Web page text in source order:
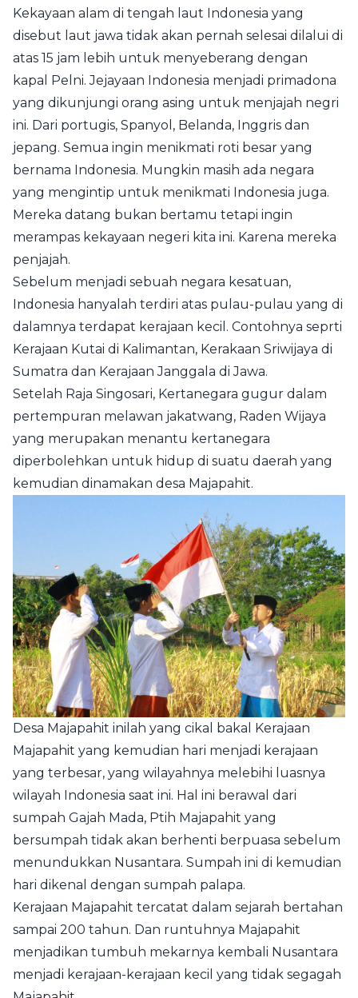
Kekayaan alam di tengah laut Indonesia yang
disebut laut jawa tidak akan pernah selesai dilalui di
atas 15 jam lebih untuk menyeberang dengan
kapal Pelni. Jejayaan Indonesia menjadi primadona
yang dikunjungi orang asing untuk menjajah negri
ini. Dari portugis, Spanyol, Belanda, Inggris dan
jepang. Semua ingin menikmati roti besar yang
bernama Indonesia. Mungkin masih ada negara
yang mengintip untuk menikmati Indonesia juga.
Mereka datang bukan bertamu tetapi ingin
merampas kekayaan negeri kita ini. Karena mereka
penjajah.
Sebelum menjadi sebuah negara kesatuan,
Indonesia hanyalah terdiri atas pulau-pulau yang di
dalamnya terdapat kerajaan kecil. Contohnya seprti
Kerajaan Kutai di Kalimantan, Kerakaan Sriwijaya di
Sumatra dan Kerajaan Janggala di Jawa.
Setelah Raja Singosari, Kertanegara gugur dalam
pertempuran melawan jakatwang, Raden Wijaya
yang merupakan menantu kertanegara
diperbolehkan untuk hidup di suatu daerah yang
kemudian dinamakan desa Majapahit.
Desa Majapahit inilah yang cikal bakal Kerajaan
Majapahit yang kemudian hari menjadi kerajaan
yang terbesar, yang wilayahnya melebihi luasnya
wilayah Indonesia saat ini. Hal ini berawal dari
sumpah Gajah Mada, Ptih Majapahit yang
bersumpah tidak akan berhenti berpuasa sebelum
menundukkan Nusantara. Sumpah ini di kemudian
hari dikenal dengan sumpah palapa.
Kerajaan Majapahit tercatat dalam sejarah bertahan
sampai 200 tahun. Dan runtuhnya Majapahit
menjadikan tumbuh mekarnya kembali Nusantara
menjadi kerajaan-kerajaan kecil yang tidak segagah